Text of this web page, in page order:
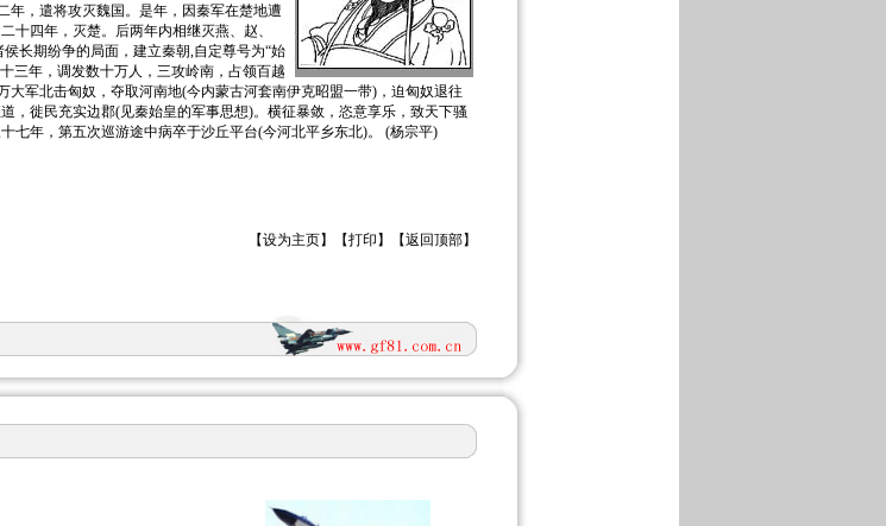
年，遣将攻灭魏国。是年，因秦军在楚地遭
十四年，灭楚。后两年内相继灭燕、赵、
长期纷争的局面，建立秦朝,自定尊号为“始
三年，调发数十万人，三攻岭南，占领百越
大军北击匈奴，夺取河南地(今内蒙古河套南伊克昭盟一带)，迫匈奴退往
，徙民充实边郡(见秦始皇的军事思想)。横征暴敛，恣意享乐，致天下骚
七年，第五次巡游途中病卒于沙丘平台(今河北平乡东北)。 (杨宗平)
【设为主页】【打印 】【返回顶部】